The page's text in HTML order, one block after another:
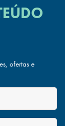
ofertas e